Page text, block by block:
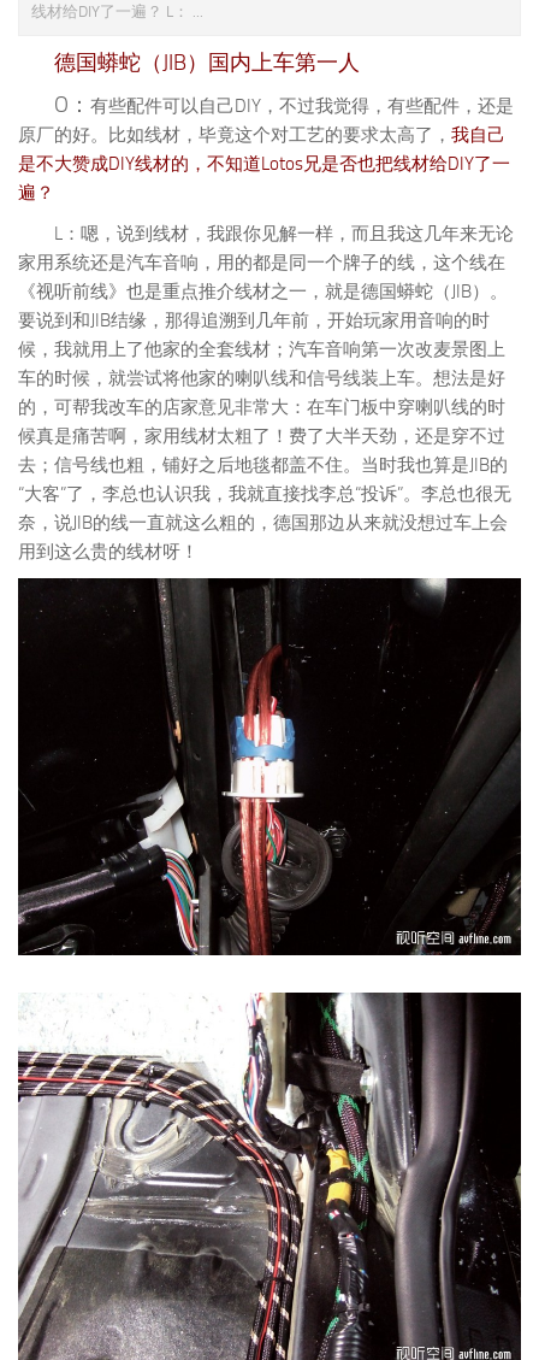
线材给DIY了一遍？ L： ...
德国蟒蛇（JIB）国内上车第一人
O： 有些配件可以自己DIY，不过我觉得，有些配件，还是
原厂的好。比如线材，毕竟这个对工艺的要求太高了， 我自己
是不大赞成DIY线材的，不知道Lotos兄是否也把线材给DIY了一
遍？
L：嗯，说到线材，我跟你见解一样，而且我这几年来无论
家用系统还是汽车音响，用的都是同一个牌子的线，这个线在
《视听前线》也是重点推介线材之一，就是德国蟒蛇（JIB）。
要说到和JIB结缘，那得追溯到几年前，开始玩家用音响的时
候，我就用上了他家的全套线材；汽车音响第一次改麦景图上
车的时候，就尝试将他家的喇叭线和信号线装上车。想法是好
的，可帮我改车的店家意见非常大：在车门板中穿喇叭线的时
候真是痛苦啊，家用线材太粗了！费了大半天劲，还是穿不过
去；信号线也粗，铺好之后地毯都盖不住。当时我也算是JIB的
“大客”了，李总也认识我，我就直接找李总“投诉”。李总也很无
奈，说JIB的线一直就这么粗的，德国那边从来就没想过车上会
用到这么贵的线材呀！